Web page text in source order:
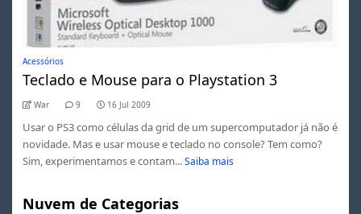
Acessórios
Teclado e Mouse para o Playstation 3
War 9 16 Jul 2009
Usar o PS3 como células da grid de um supercomputador já não é
novidade. Mas e usar mouse e teclado no console? Tem como?
Sim, experimentamos e contam... Saiba mais
Nuvem de Categorias